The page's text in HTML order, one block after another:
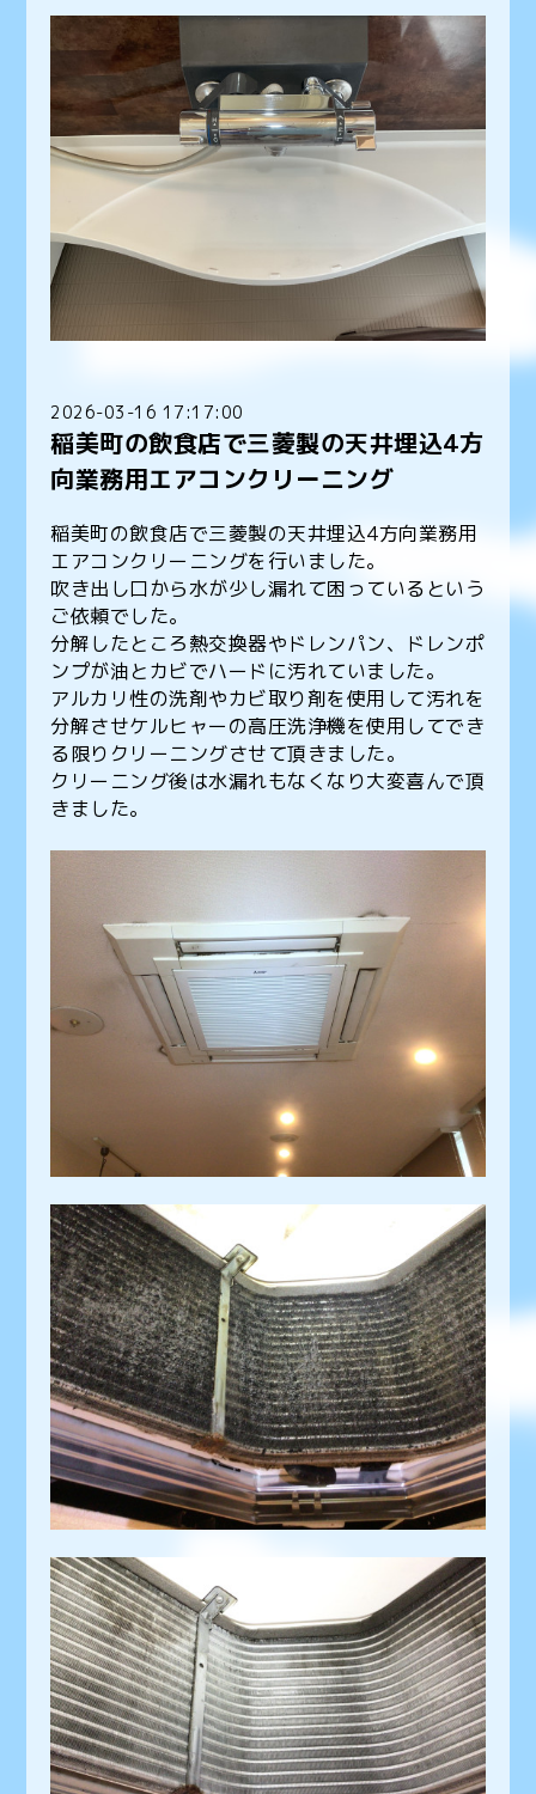
2026-03-16 17:17:00
稲美町の飲食店で三菱製の天井埋込4方
向業務用エアコンクリーニング
稲美町の飲食店で三菱製の天井埋込4方向業務用
エアコンクリーニングを行いました。
吹き出し口から水が少し漏れて困っているという
ご依頼でした。
分解したところ熱交換器やドレンパン、ドレンポ
ンプが油とカビでハードに汚れていました。
アルカリ性の洗剤やカビ取り剤を使用して汚れを
分解させケルヒャーの高圧洗浄機を使用してでき
る限りクリーニングさせて頂きました。
クリーニング後は水漏れもなくなり大変喜んで頂
きました。